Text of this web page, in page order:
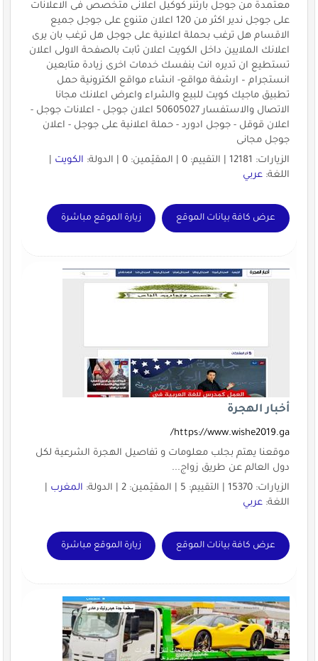
معتمدة من جوجل بارتنر كوكيل اعلانى متخصص فى الاعلانات
على جوجل ندير اكثر من 120 اعلان متنوع على جوجل جميع
الاقسام هل ترغب بحملة اعلانية على جوجل هل ترغب بان يرى
اعلانك الملايين داخل الكويت اعلان ثابت بالصفحة الاولى اعلان
تستطيع ان تديره انت بنفسك خدمات اخرى زيادة متابعين
انستجرام – ارشفة مواقع- انشاء مواقع الكترونية حمل
تطبيق ماجيك كويت للبيع والشراء واعرض اعلانك مجانا
الاتصال والاستفسار 50605027 اعلان جوجل - اعلانات جوجل -
اعلان قوقل - جوجل ادورد - حملة اعلانية على جوجل - اعلان
جوجل مجانى
الزيارات: 12181 | التقييم: 0 | المقيّمين: 0 | الدولة:
الكويت|
اللغة: عربي
عرض كافة بيانات الموقع زيارة الموقع مباشرة
أخبار الهجرة
https://www.wishe2019.ga/
موقعنا يهتم بجلب معلومات و تفاصيل الهجرة الشرعية لكل
دول العالم عن طريق زواج...
الزيارات: 15370 | التقييم: 5 | المقيّمين: 2 | الدولة:
المغرب|
اللغة: عربي
عرض كافة بيانات الموقع زيارة الموقع مباشرة